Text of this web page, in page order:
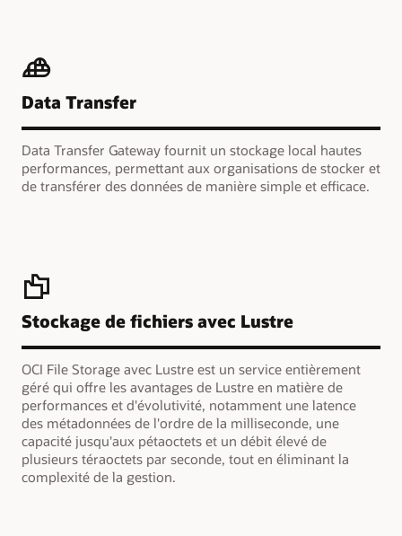
Data Transfer
Data Transfer Gateway fournit un stockage local hautes
performances, permettant aux organisations de stocker et
de transférer des données de manière simple et efficace.
Stockage de fichiers avec Lustre
OCI File Storage avec Lustre est un service entièrement
géré qui offre les avantages de Lustre en matière de
performances et d'évolutivité, notamment une latence
des métadonnées de l'ordre de la milliseconde, une
capacité jusqu'aux pétaoctets et un débit élevé de
plusieurs téraoctets par seconde, tout en éliminant la
complexité de la gestion.